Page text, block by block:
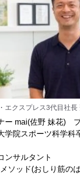
エクスプレス3代目社長
ー mai(佐野 妹花)
学院スポーツ科学科
ンサルタント
ソッド(おしり筋の